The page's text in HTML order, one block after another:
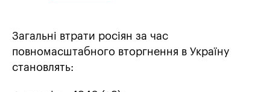
Загальні втрати росіян за час
повномасштабного вторгнення в Україну
становлять: